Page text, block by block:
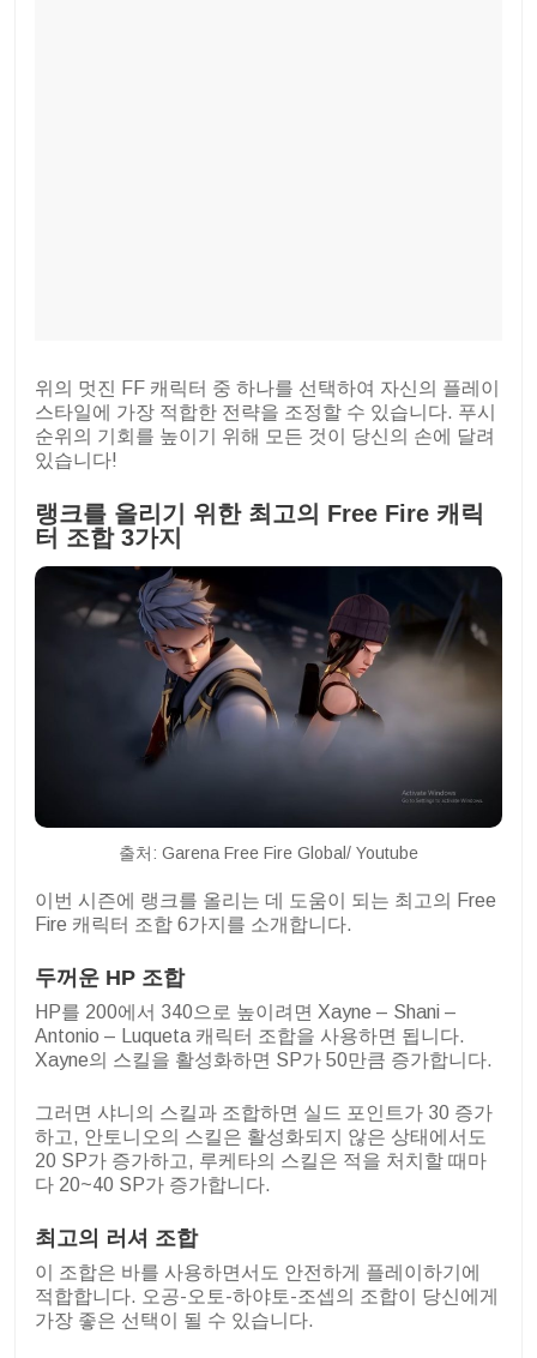
위의 멋진 FF 캐릭터 중 하나를 선택하여 자신의 플레이
스타일에 가장 적합한 전략을 조정할 수 있습니다. 푸시
순위의 기회를 높이기 위해 모든 것이 당신의 손에 달려
있습니다!
랭크를 올리기 위한 최고의 Free Fire 캐릭
터 조합 3가지
출처: Garena Free Fire Global/ Youtube
이번 시즌에 랭크를 올리는 데 도움이 되는 최고의 Free
Fire 캐릭터 조합 6가지를 소개합니다.
두꺼운 HP 조합
HP를 200에서 340으로 높이려면 Xayne – Shani –
Antonio – Luqueta 캐릭터 조합을 사용하면 됩니다.
Xayne의 스킬을 활성화하면 SP가 50만큼 증가합니다.
그러면 샤니의 스킬과 조합하면 실드 포인트가 30 증가
하고, 안토니오의 스킬은 활성화되지 않은 상태에서도
20 SP가 증가하고, 루케타의 스킬은 적을 처치할 때마
다 20~40 SP가 증가합니다.
최고의 러셔 조합
이 조합은 바를 사용하면서도 안전하게 플레이하기에
적합합니다. 오공-오토-하야토-조셉의 조합이 당신에게
가장 좋은 선택이 될 수 있습니다.